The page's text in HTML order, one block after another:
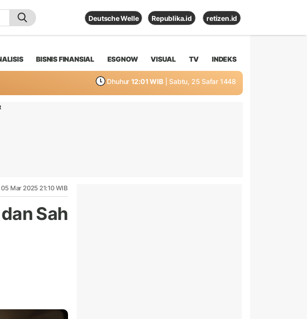
Deutsche Welle Republika.id retizen.id
BISNIS FINANSIAL ESGNOW VISUAL TV INDEKS
Dhuhur 12:01 WIB | Sabtu, 25 Safar 1448
05 Mar 2025 21:10 WIB
Sah